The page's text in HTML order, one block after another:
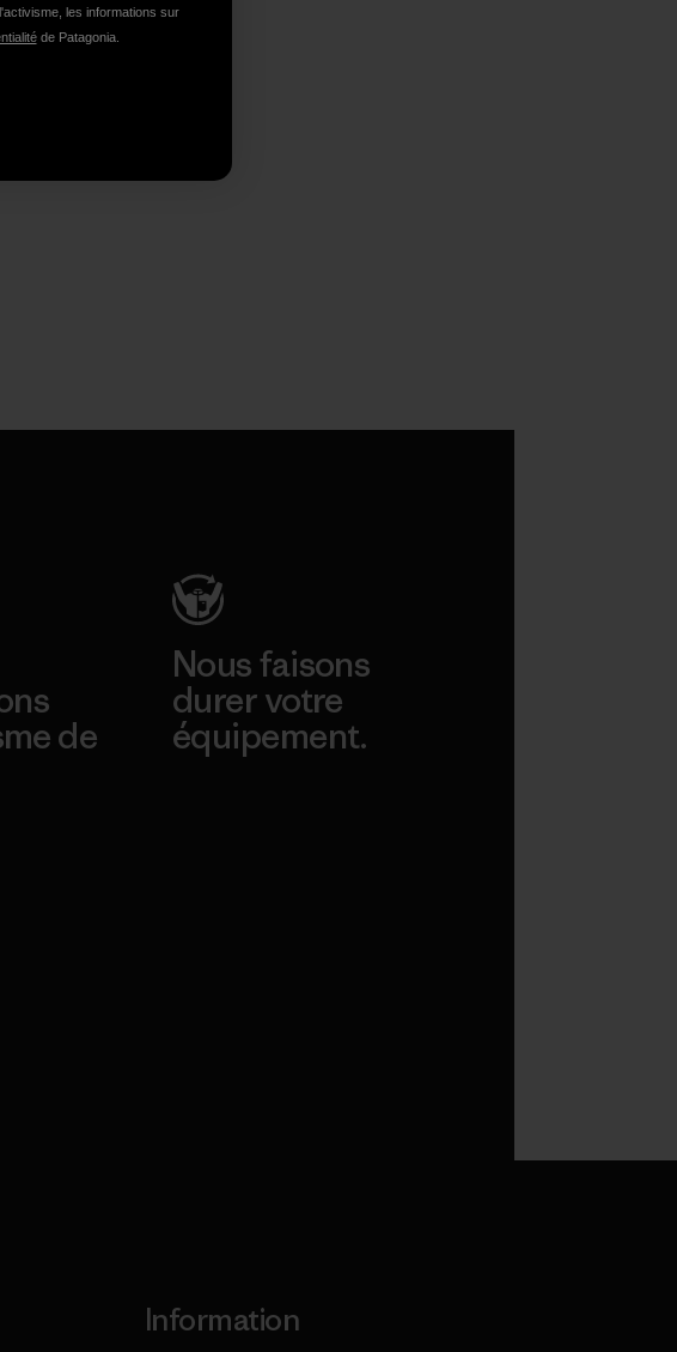
de
Nous faisons
durer votre
équipement.
Information
les informations sur
de Patagonia.